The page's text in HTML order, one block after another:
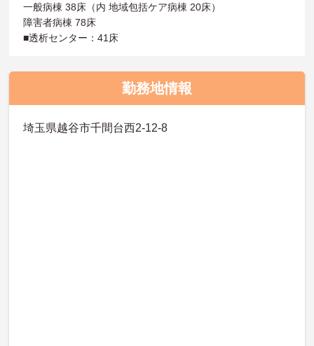
一般病棟 38床（内 地域包括ケア病棟 20床）
障害者病棟 78床
■透析センター：41床
勤務地情報
埼玉県越谷市千間台西2-12-8